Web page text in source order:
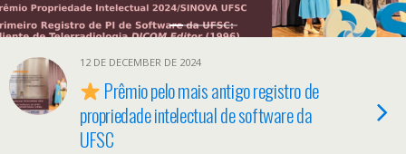
12 DE DECEMBER DE 2024
Prêmio pelo mais antigo registro de
propriedade intelectual de software da
UFSC